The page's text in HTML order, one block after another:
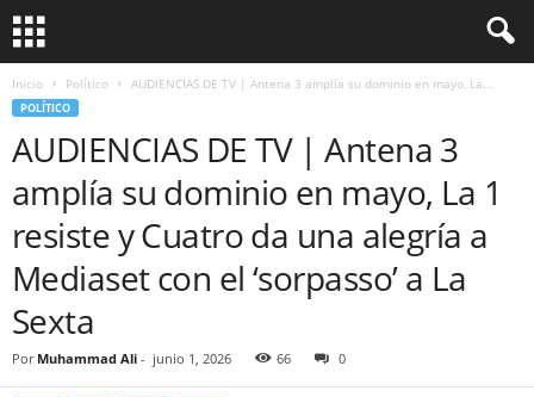
Inicio Político AUDIENCIAS DE TV | Antena 3 amplía su dominio en mayo, La...
POLÍTICO
AUDIENCIAS DE TV | Antena 3
amplía su dominio en mayo, La 1
resiste y Cuatro da una alegría a
Mediaset con el ‘sorpasso’ a La
Sexta
Por Muhammad Ali - junio 1, 2026 66 0